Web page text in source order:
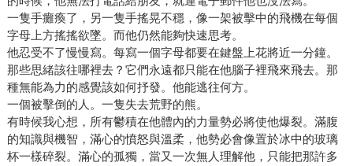
一隻手癱瘓了，另一隻手搖晃不穩，像一架被擊中的飛機在每個
字母上方搖搖欲墜。而他仍然能夠快速思考。
他忍受不了慢慢寫。每寫一個字母都要在鍵盤上花將近一分鐘。
那些思緒該往哪裡去？它們永遠都只能在他腦子裡飛來飛去。那
種無能為力的感覺該如何抒發。他能逃往何方。
一個被擊倒的人。一隻失去荒野的熊。
有時候我心想，所有鬱積在他體內的力量勢必將使他爆裂。滿腹
的知識與機智，滿心的憤怒與溫柔，他勢必會像置於冰中的玻璃
杯一樣碎裂。滿心的孤獨，當又一次無人理解他，只能把那許多